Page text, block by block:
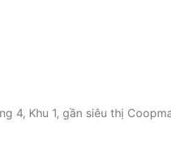
4, Khu 1, gần siêu thị